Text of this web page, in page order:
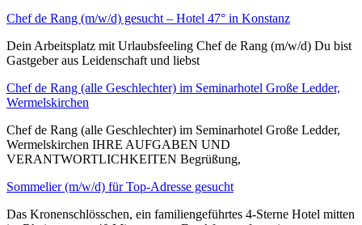
Chef de Rang (m/w/d) gesucht – Hotel 47° in Konstanz
Dein Arbeitsplatz mit Urlaubsfeeling Chef de Rang (m/w/d) Du bist
Gastgeber aus Leidenschaft und liebst
Chef de Rang (alle Geschlechter) im Seminarhotel Große Ledder,
Wermelskirchen
Chef de Rang (alle Geschlechter) im Seminarhotel Große Ledder,
Wermelskirchen IHRE AUFGABEN UND
VERANTWORTLICHKEITEN Begrüßung,
Sommelier (m/w/d) für Top-Adresse gesucht
Das Kronenschlösschen, ein familiengeführtes 4-Sterne Hotel mitten